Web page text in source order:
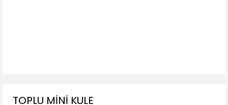
TOPLU MİNİ KULE